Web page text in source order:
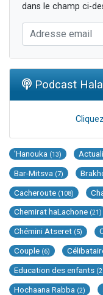
dans le champ ci-
Podcast
'Hanouka (13)
Bar-Mitsva (7)
Cacheroute (108)
Chemirat haLachone (21)
Chémini Atseret (5)
Couple (6)
Education des enfants
Hochaana Rabba (2)